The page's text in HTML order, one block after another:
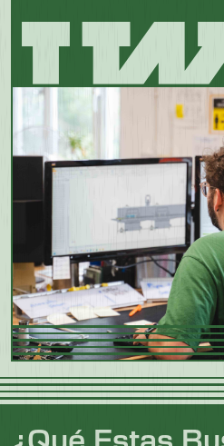
¿Qué Estas